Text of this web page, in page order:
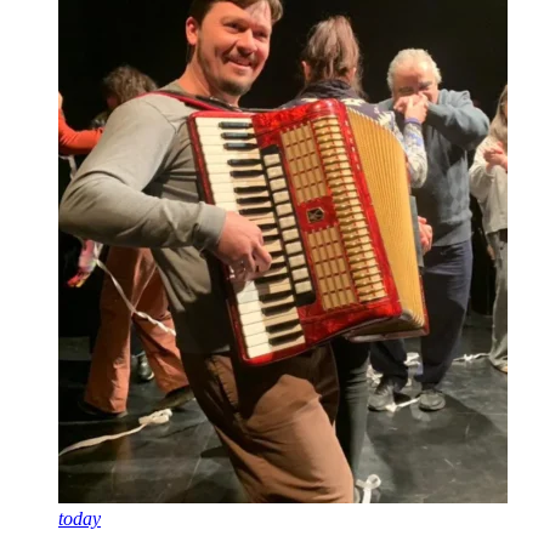
today